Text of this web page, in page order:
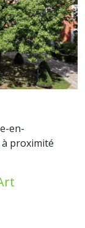
en-
proximité